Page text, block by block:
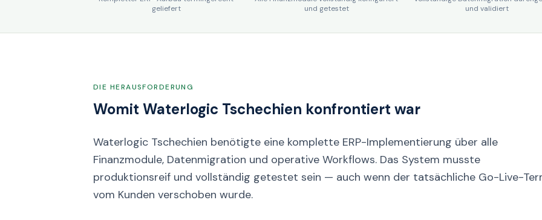
geliefert
und getestet
und validiert
DIE HERAUSFORDERUNG
Womit Waterlogic Tschechien konfrontiert war
Waterlogic Tschechien benötigte eine komplette ERP-Implementierung über alle
Finanzmodule, Datenmigration und operative Workflows. Das System musste
produktionsreif und vollständig getestet sein — auch wenn der tatsächliche Go-Live-
vom Kunden verschoben wurde.